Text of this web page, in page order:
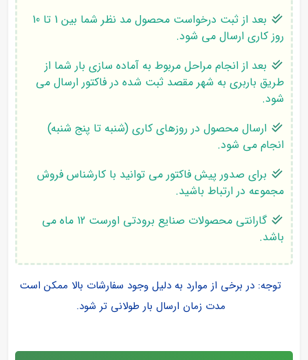
بعد از ثبت درخواست محصول مد نظر شما بین 1 تا 10
روز کاری ارسال می شود.
بعد از انجام مراحل مربوط به آماده سازی بار شما از
طریق باربری به شهر مقصد ثبت شده در فاکتور ارسال می
شود.
ارسال محصول در روزهای کاری (شنبه تا پنج شنبه)
انجام می شود.
برای صدور پیش فاکتور می توانید با کارشناس فروش
مجموعه در ارتباط باشید.
گارانتی محصولات صنایع برودتی اورست 12 ماه می
باشد.
توجه: در برخی از موارد به دلیل وجود سفارشات بالا ممکن است
مدت زمان ارسال بار طولانی تر شود.